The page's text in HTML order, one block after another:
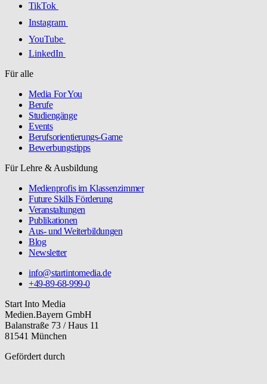
TikTok
Instagram
YouTube
LinkedIn
Für alle
Media For You
Berufe
Studiengänge
Events
Berufsorientierungs-Game
Bewerbungstipps
Für Lehre & Ausbildung
Medienprofis im Klassenzimmer
Future Skills Förderung
Veranstaltungen
Publikationen
Aus- und Weiterbildungen
Blog
Newsletter
info@startintomedia.de
+49-89-68-999-0
Start Into Media
Medien.Bayern GmbH
Balanstraße 73 / Haus 11
81541 München
Gefördert durch